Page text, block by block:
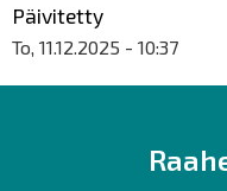
Päivitetty
To, 11.12.2025 - 10:37